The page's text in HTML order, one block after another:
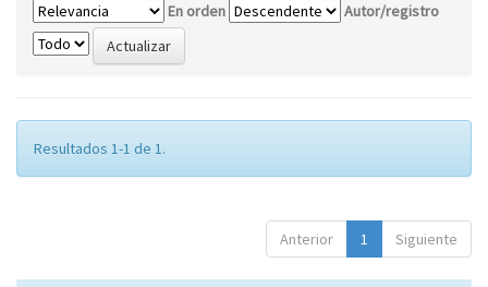
En orden
Autor/registro
Resultados 1-1 de 1.
Anterior 1 Siguiente